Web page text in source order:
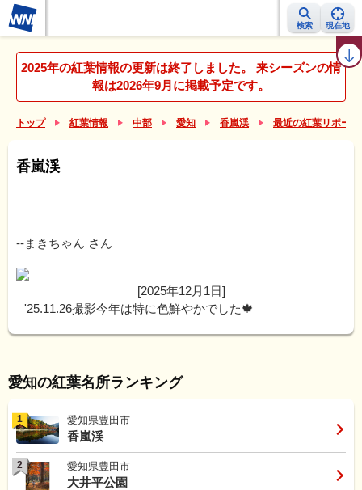
検索 現在地
紅葉レーダー 紅葉ニュース 京都 見頃カレンダー 名所ランキング
2025年の紅葉情報の更新は終了しました。 来シーズンの情
報は2026年9月に掲載予定です。
トップ 紅葉情報 中部 愛知 香嵐渓 最近の紅葉リポー
香嵐渓
--まきちゃん さん
[2025年12月1日]
'25.11.26撮影今年は特に色鮮やかでした🍁
愛知の紅葉名所ランキング
1 愛知県豊田市
香嵐渓
2 愛知県豊田市
大井平公園